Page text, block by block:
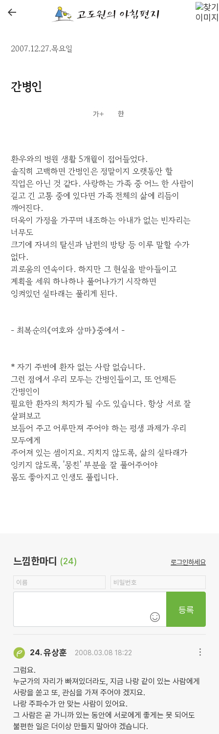
←
2007.12.27.목요일
간병인
환우와의 병원 생활 5개월이 접어들었다.
솔직히 고백하면 간병인은 정말이지 오랫동안 할
직업은 아닌 것 같다. 사랑하는 가족 중 어느 한 사람이
길고 긴 고통 중에 있다면 가족 전체의 삶에 리듬이
깨어진다.
더욱이 가정을 가꾸며 내조하는 아내가 없는 빈자리는
너무도
크기에 자녀의 탈선과 남편의 방탕 등 이루 말할 수가
없다.
괴로움의 연속이다. 하지만 그 현실을 받아들이고
계획을 세워 하나하나 풀어나가기 시작하면
엉켜있던 실타래는 풀리게 된다.
- 최복순의《여호와 삼마》중에서 -
* 자기 주변에 환자 없는 사람 없습니다.
그런 점에서 우리 모두는 간병인들이고, 또 언제든
간병인이
필요한 환자의 처지가 될 수도 있습니다. 항상 서로 잘
살펴보고
보듬어 주고 어루만져 주어야 하는 평생 과제가 우리
모두에게
주어져 있는 셈이지요. 지치지 않도록, 삶의 실타래가
엉키지 않도록, '뭉친' 부분을 잘 풀어주어야
몸도 좋아지고 인생도 풀립니다.
느낌한마디 (24) 로그인하세요
등록
24.유상훈 2008.03.08 18:22
그럼요.
누군가의 자리가 빠져있더라도, 지금 나랑 같이 있는 사람에게
사랑을 쏟고 또, 관심을 가져 주어야 겠지요.
나랑 주파수가 안 맞는 사람이 있어요.
그 사람은 곧 가니까 있는 동안에 서로에게 좋게는 못 되어도
불편한 일은 더이상 만들지 말아야 겠습니다.